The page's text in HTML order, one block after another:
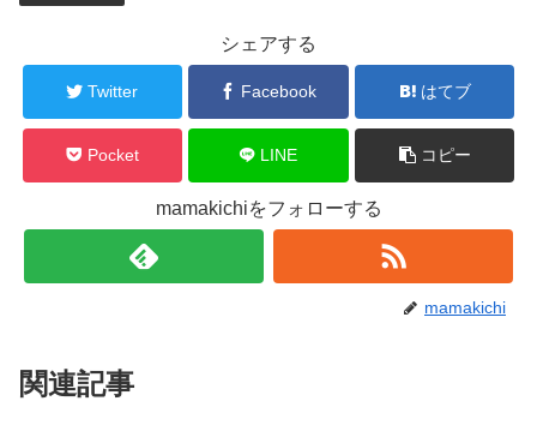
シェアする
Twitter Facebook はてブ
Pocket LINE コピー
mamakichiをフォローする
mamakichi
関連記事